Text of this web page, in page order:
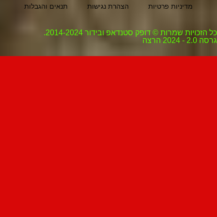
מדיניות פרטיות הצהרת נגישות תנאים והגבלות
כל הזכויות שמרות © דופק סטנדאפ ובידור 2014-2024.
גרסה 2.0 - 2024 הרצה